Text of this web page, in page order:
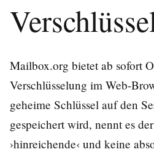
Mailbox.org bietet ab sofort
Verschlüsselung im Web-
geheime Schlüssel auf den
gespeichert wird, nennt es
›hinreichende‹ und keine